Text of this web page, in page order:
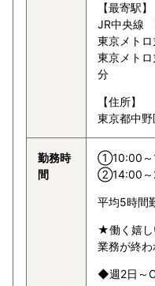
【最寄駅】
JR中央線
東京メト
東京メト
分
【住所】
東京都中
勤務時
間
①10:00～
②14:00～
平均5時間
★働く嬉
業務が終
◆週2日～